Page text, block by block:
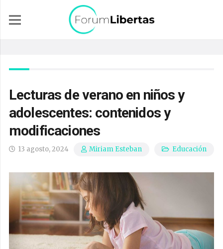
Lecturas de verano en niños y
adolescentes: contenidos y
modificaciones
13 agosto, 2024 Miriam Esteban Educación